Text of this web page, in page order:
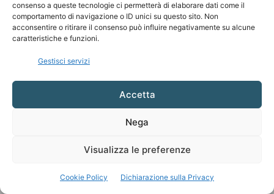
consenso a queste tecnologie ci permetterà di elaborare dati come il
comportamento di navigazione o ID unici su questo sito. Non
acconsentire o ritirare il consenso può influire negativamente su alcune
caratteristiche e funzioni.
Gestisci servizi
Accetta
Nega
Visualizza le preferenze
Cookie Policy Dichiarazione sulla Privacy